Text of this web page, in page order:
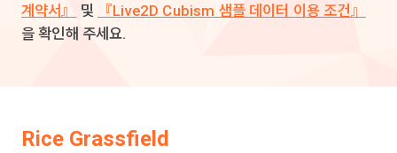
계약서』
및
『Live2D Cubism 샘플 데이터 이용 조건』
을 확인해 주세요.
Rice Grassfield